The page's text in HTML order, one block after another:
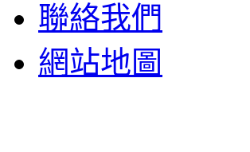
聯絡我們
網站地圖